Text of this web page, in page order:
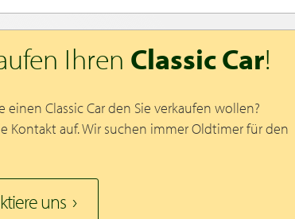
Ihren Classic Car!
einen Classic Car den Sie verkaufen wollen?
Kontakt auf. Wir suchen immer Oldtimer für den
uns